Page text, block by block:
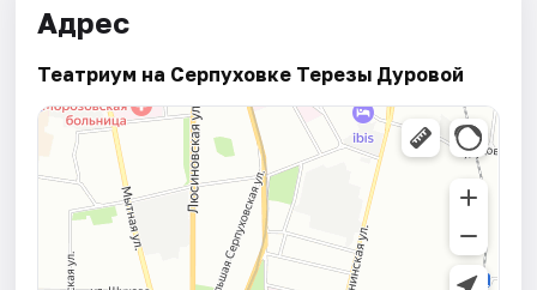
Адрес
Театриум на Серпуховке Терезы Дуровой